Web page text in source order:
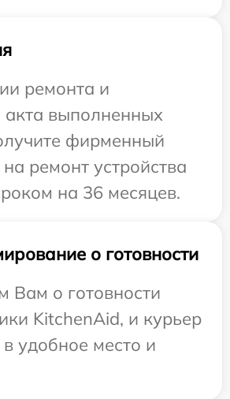
ремонта и
акта выполненных
фирменный
ремонт устройства
на 36 месяцев.
о готовности
о готовности
KitchenAid, и курьер
в удобное место и